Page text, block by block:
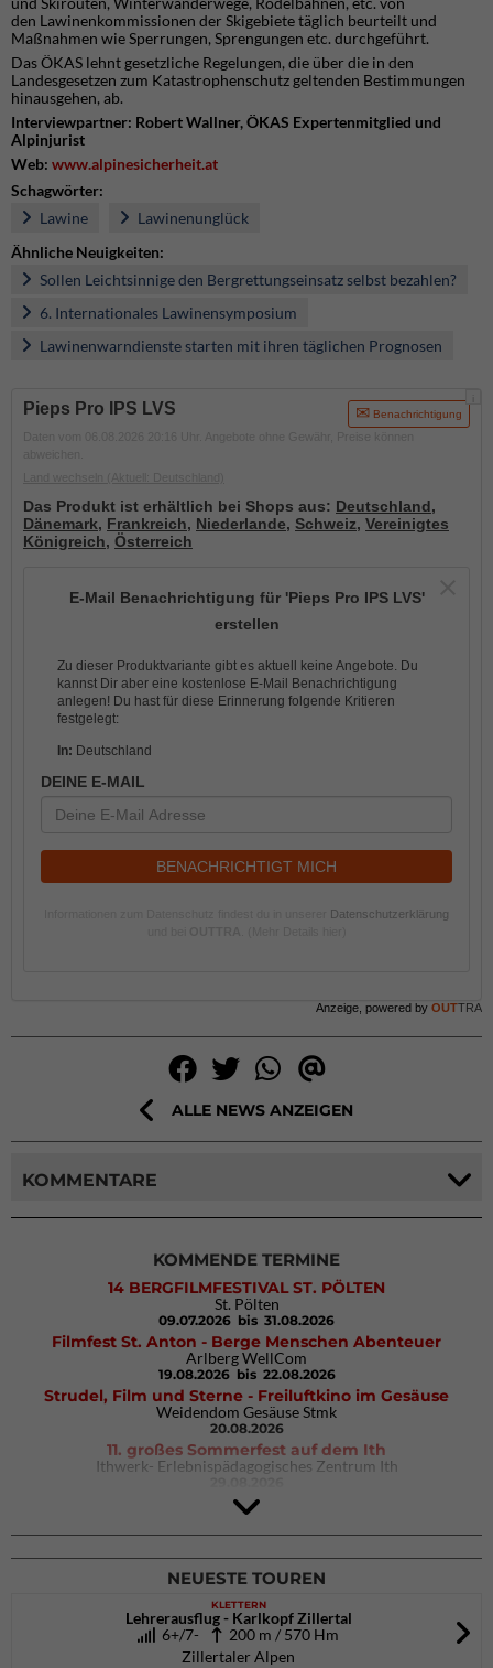
den Lawinenkommissionen der Skigebiete täglich beurteilt und
Maßnahmen wie Sperrungen, Sprengungen etc. durchgeführt.
Das ÖKAS lehnt gesetzliche Regelungen, die über die in den
Landesgesetzen zum Katastrophenschutz geltenden Bestimmungen
hinausgehen, ab.
Interviewpartner: Robert Wallner, ÖKAS Expertenmitglied und
Alpinjurist
Web: www.alpinesicherheit.at
Schagwörter:
Lawine
Lawinenunglück
Ähnliche Neuigkeiten:
Sollen Leichtsinnige den Bergrettungseinsatz selbst bezahlen?
6. Internationales Lawinensymposium
Lawinenwarndienste starten mit ihren täglichen Prognosen
Pieps Pro IPS LVS Benachrichtigung
Das Produkt ist erhältlich bei Shops aus: Deutschland,
Dänemark, Frankreich, Niederlande, Schweiz, Vereinigtes
Königreich, Österreich
E-Mail Benachrichtigung für 'Pieps Pro IPS LVS'
erstellen
Zu dieser Produktvariante gibt es aktuell keine Angebote. Du
kannst Dir aber eine kostenlose E-Mail Benachrichtigung
anlegen! Du hast für diese Erinnerung folgende Kritieren
festgelegt:
In: Deutschland
DEINE E-MAIL
BENACHRICHTIGT MICH
Datenschutzerklärung
Anzeige, powered by OUTTRA
ALLE NEWS ANZEIGEN
KOMMENTARE
KOMMENDE TERMINE
14 BERGFILMFESTIVAL ST. PÖLTEN
St. Pölten
09.07.2026 bis 31.08.2026
Filmfest St. Anton - Berge Menschen Abenteuer
Arlberg WellCom
19.08.2026 bis 22.08.2026
Strudel, Film und Sterne - Freiluftkino im Gesäuse
Weidendom Gesäuse Stmk
20.08.2026
11. großes Sommerfest auf dem Ith
Ithwerk- Erlebnispädagogisches Zentrum Ith
Rock Master Arco
Arco (IT)
02.10.2026bis 04.10.2026
NEUESTE TOUREN
KLETTERN
Lehrerausflug - Karlkopf Zillertal
6+/7-
200 m / 570 Hm
Zillertaler Alpen